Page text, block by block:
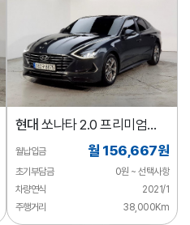
현대 쏘나타 2.0 프리미엄
패밀리
월납입금 월 156,667원
초기부담금
0원 ~ 선택사항
차량연식
2021/1
주행거리
38,000Km